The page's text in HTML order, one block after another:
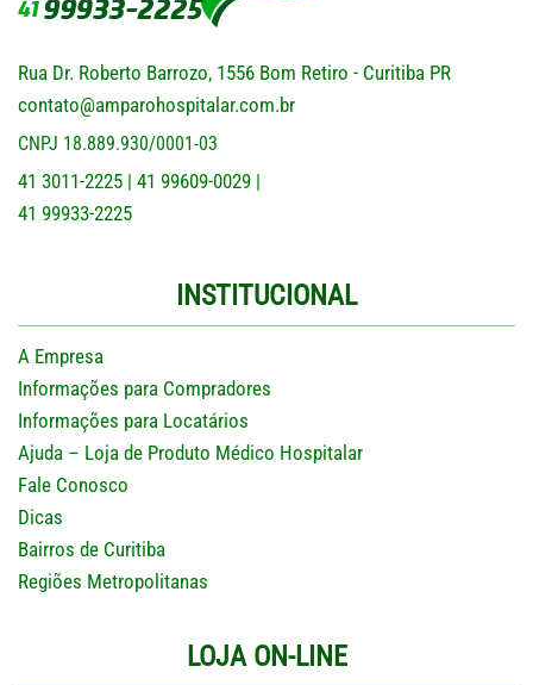
Rua Dr. Roberto Barrozo, 1556 Bom Retiro - Curitiba PR
contato@amparohospitalar.com.br
CNPJ 18.889.930/0001-03
41 3011-2225 | 41 99609-0029 |
41 99933-2225
INSTITUCIONAL
A Empresa
Informações para Compradores
Informações para Locatários
Ajuda – Loja de Produto Médico Hospitalar
Fale Conosco
Dicas
Bairros de Curitiba
Regiões Metropolitanas
LOJA ON-LINE